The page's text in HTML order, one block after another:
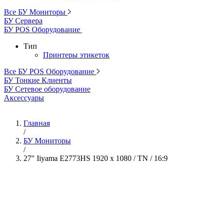
Все БУ Мониторы
БУ Сервера
БУ POS Оборудование
Тип
Принтеры этикеток
Все БУ POS Оборудование
БУ Тонкие Клиенты
БУ Сетевое оборудование
Аксессуары
Главная
/
БУ Мониторы
/
27" Iiyama E2773HS 1920 x 1080 / TN / 16:9